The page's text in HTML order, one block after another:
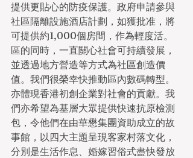
提供更貼心的防疫保護。政府申請參與
社區隔離設施酒店計劃，如獲批准，將
可提供約1,000個房間，作為輕度活。
區的同時，一直關心社會可持續發展，
並透過地方營造等方式為社區創造價
值。我們很榮幸快推動區內數碼轉型。
亦體現香港初創企業對社會的貢獻。我
們亦希望為基層大眾提供快速抗原檢測
包，令他們在由華懋集團資助成立的故
事館，以四大主題呈現客家村落文化，
分別是生活作息、婚嫁習俗式盡快發放